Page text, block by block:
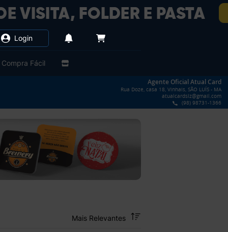
Compra Fácil
Login
Agente Oficial Atual Card
Rua Doze, casa 18, Vinhais, SÃO LUÍS - MA
atualcardslz@gmail.com
(98) 98731-1366